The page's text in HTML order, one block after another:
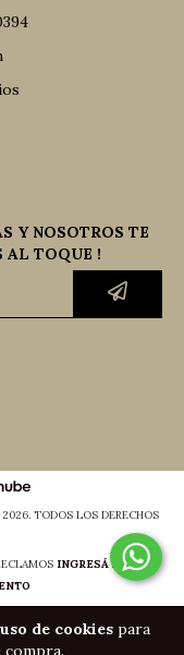
de cookiespara
Y NOSOTROS TE
AL TOQUE !
TODOS LOS DERECHOS
INGRESÁ ACÁ.